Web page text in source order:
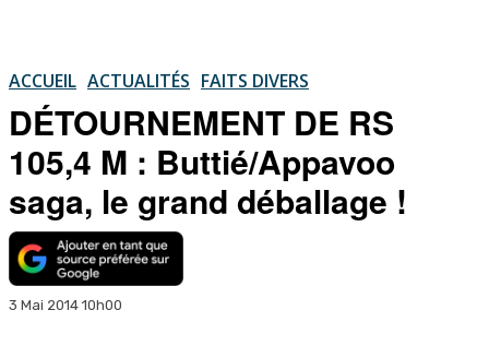
ACCUEIL ACTUALITÉS FAITS DIVERS
DÉTOURNEMENT DE RS
105,4 M : Buttié/Appavoo
saga, le grand déballage !
3 Mai 2014 10h00